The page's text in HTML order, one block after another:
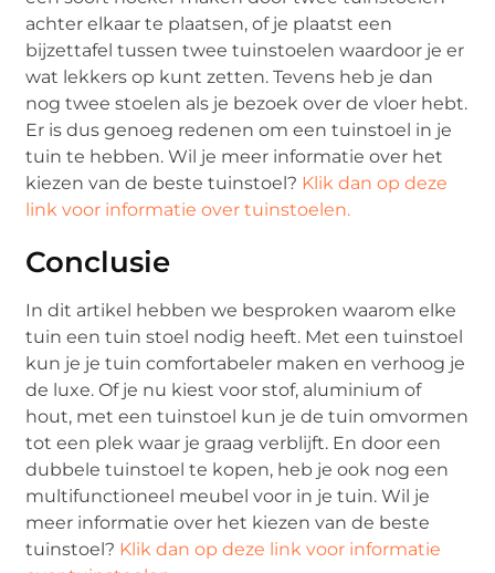
achter elkaar te plaatsen, of je plaatst een
bijzettafel tussen twee tuinstoelen waardoor je er
wat lekkers op kunt zetten. Tevens heb je dan
nog twee stoelen als je bezoek over de vloer hebt.
Er is dus genoeg redenen om een tuinstoel in je
tuin te hebben. Wil je meer informatie over het
kiezen van de beste tuinstoel? Klik dan op deze
link voor informatie over tuinstoelen.
Conclusie
In dit artikel hebben we besproken waarom elke
tuin een tuin stoel nodig heeft. Met een tuinstoel
kun je je tuin comfortabeler maken en verhoog je
de luxe. Of je nu kiest voor stof, aluminium of
hout, met een tuinstoel kun je de tuin omvormen
tot een plek waar je graag verblijft. En door een
dubbele tuinstoel te kopen, heb je ook nog een
multifunctioneel meubel voor in je tuin. Wil je
meer informatie over het kiezen van de beste
tuinstoel? Klik dan op deze link voor informatie